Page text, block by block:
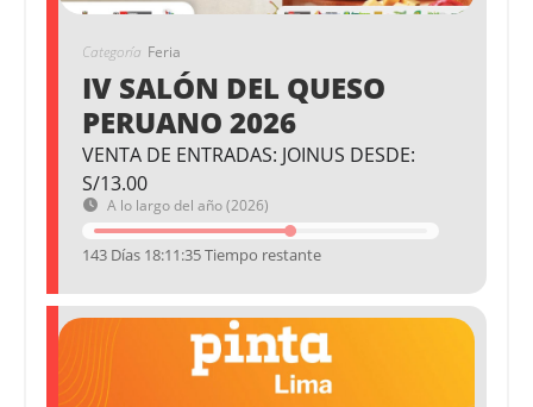
Categoría Feria
IV SALÓN DEL QUESO
PERUANO 2026
VENTA DE ENTRADAS: JOINUS DESDE:
S/13.00
A lo largo del año (2026)
143 Días 18:11:34 Tiempo restante